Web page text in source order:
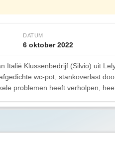
DATUM
6 oktober 2022
Italië Klussenbedrijf (Silvio) uit
wc-pot, stankoverlast
problemen heeft verholpen,